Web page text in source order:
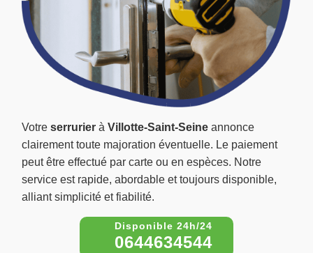
Votre serrurier à Villotte-Saint-Seine annonce
clairement toute majoration éventuelle. Le paiement
peut être effectué par carte ou en espèces. Notre
service est rapide, abordable et toujours disponible,
alliant simplicité et fiabilité.
0644634544